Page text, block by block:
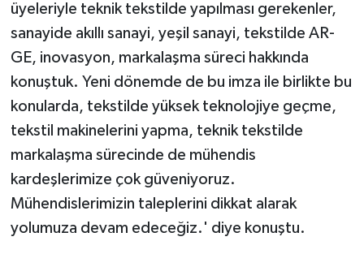
üyeleriyle teknik tekstilde yapılması gerekenler,
sanayide akıllı sanayi, yeşil sanayi, tekstilde AR-
GE, inovasyon, markalaşma süreci hakkında
konuştuk. Yeni dönemde de bu imza ile birlikte bu
konularda, tekstilde yüksek teknolojiye geçme,
tekstil makinelerini yapma, teknik tekstilde
markalaşma sürecinde de mühendis
kardeşlerimize çok güveniyoruz.
Mühendislerimizin taleplerini dikkat alarak
yolumuza devam edeceğiz.' diye konuştu.